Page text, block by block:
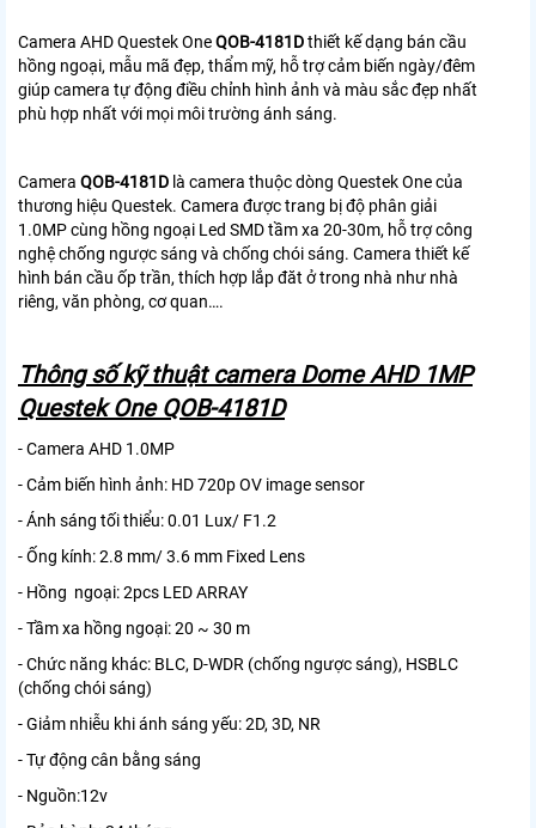
Camera AHD Questek OneQOB-4181Dthiết kế dạng bán cầu
hồng ngoại, mẫu mã đẹp, thẩm mỹ, hỗ trợ cảm biến ngày/đêm
giúp camera tự động điều chỉnh hình ảnh và màu sắc đẹp nhất
phù hợp nhất với mọi môi trường ánh sáng.
Camera QOB-4181D là camera thuộc dòng Questek One của
thương hiệu Questek. Camera được trang bị độ phân giải
1.0MP cùng hồng ngoại Led SMD tầm xa 20-30m, hỗ trợ công
nghệ chống ngược sáng và chống chói sáng. Camera thiết kế
hình bán cầu ốp trần, thích hợp lắp đăt ở trong nhà như nhà
riêng, văn phòng, cơ quan….
Thông số kỹ thuật camera Dome AHD 1MP
Questek One QOB-4181D
- Camera AHD 1.0MP
- Cảm biến hình ảnh: HD 720p OV image sensor
- Ánh sáng tối thiểu: 0.01 Lux/ F1.2
- Ống kính: 2.8 mm/ 3.6 mm Fixed Lens
- Hồng ngoại: 2pcs LED ARRAY
- Tầm xa hồng ngoại: 20 ~ 30 m
- Chức năng khác: BLC, D-WDR (chống ngược sáng), HSBLC
(chống chói sáng)
- Giảm nhiễu khi ánh sáng yếu: 2D, 3D, NR
- Tự động cân bằng sáng
- Nguồn:12v